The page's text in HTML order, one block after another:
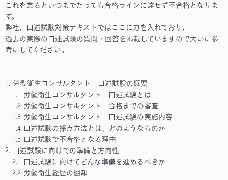
これを怠るといつまでたっても合格ラインに達せず不合格となりま
す。
弊社、口述試験対策テキストではここに力を入れており、
過去の実際の口述試験の質問・回答を掲載していますので大いに参
考にしてください。
1. 労働衛生コンサルタント 口述試験の概要
1.1 労働衛生コンサルタント 口述試験とは
1.2 労働衛生コンサルタント 合格までの審査
1.3 労働衛生コンサルタント 口述試験の実施内容
1.4 口述試験の採点方法とは、どのようなものか
1.5 口述試験で不合格となる理由
2. 口述試験に向けての準備と方向性
2.1 口述試験に向けてどんな準備を進めるべきか
2.2 労働衛生経歴の棚卸